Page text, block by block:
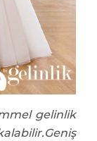
gelinlik